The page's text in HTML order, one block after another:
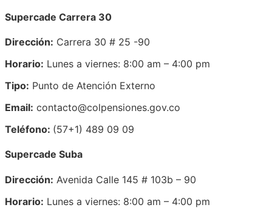
Supercade Carrera 30
Dirección: Carrera 30 # 25 -90
Horario: Lunes a viernes: 8:00 am – 4:00 pm
Tipo: Punto de Atención Externo
Email: contacto@colpensiones.gov.co
Teléfono: (57+1) 489 09 09
Supercade Suba
Dirección: Avenida Calle 145 # 103b – 90
Horario: Lunes a viernes: 8:00 am – 4:00 pm